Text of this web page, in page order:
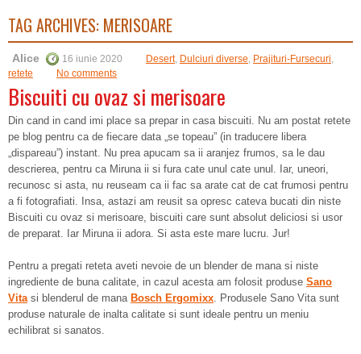
TAG ARCHIVES: MERISOARE
Alice 16 iunie 2020 Desert, Dulciuri diverse, Prajituri-Fursecuri,
retete
No comments
Biscuiti cu ovaz si merisoare
Din cand in cand imi place sa prepar in casa biscuiti. Nu am postat retete
pe blog pentru ca de fiecare data „se topeau” (in traducere libera
„dispareau”) instant. Nu prea apucam sa ii aranjez frumos, sa le dau
descrierea, pentru ca Miruna ii si fura cate unul cate unul. Iar, uneori,
recunosc si asta, nu reuseam ca ii fac sa arate cat de cat frumosi pentru
a fi fotografiati. Insa, astazi am reusit sa opresc cateva bucati din niste
Biscuiti cu ovaz si merisoare, biscuiti care sunt absolut deliciosi si usor
de preparat. Iar Miruna ii adora. Si asta este mare lucru. Jur!
Pentru a pregati reteta aveti nevoie de un blender de mana si niste
ingrediente de buna calitate, in cazul acesta am folosit produse Sano
Vitasi blenderul de mana Bosch Ergomixx. Produsele Sano Vita sunt
produse naturale de inalta calitate si sunt ideale pentru un meniu
echilibrat si sanatos.